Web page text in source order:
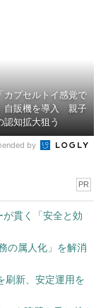
カプセルトイ感覚で
自販機を導入 親子
認知拡大狙う
by
PR
貫く「安全と効
の属人化」を解消
刷新、安定運用を